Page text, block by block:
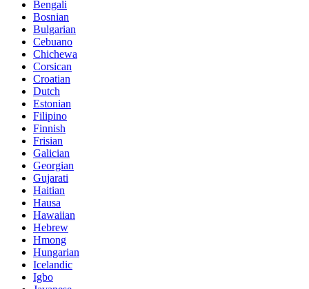
Bengali
Bosnian
Bulgarian
Cebuano
Chichewa
Corsican
Croatian
Dutch
Estonian
Filipino
Finnish
Frisian
Galician
Georgian
Gujarati
Haitian
Hausa
Hawaiian
Hebrew
Hmong
Hungarian
Icelandic
Igbo